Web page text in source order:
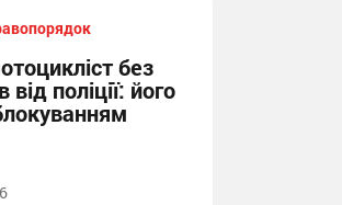
без
від поліції: його